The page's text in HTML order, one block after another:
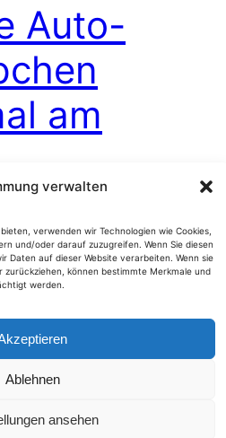
verwalten
verwenden wir Technologien wie Cookies,
und/oder darauf zuzugreifen. Wenn Sie diesen
Daten auf dieser Website verarbeiten. Wenn sie
können bestimmte Merkmale und
werden.
Ablehnen
ansehen
Auto-
am
gebrauchte Fahrzeuge
interessiert, der hat
Möglichkeit abseits des
Einzelexemplare auch
zu können.
viel Platz auf der
auch ohne Makel